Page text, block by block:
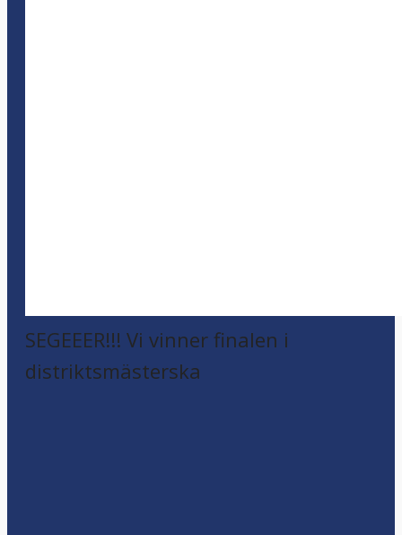
SEGEEER!!! Vi vinner finalen i
distriktsmästerska